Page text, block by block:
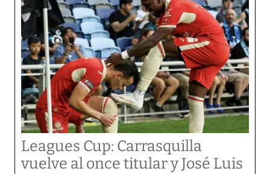
Leagues Cup: Carrasquilla
vuelve al once titular y José Luis